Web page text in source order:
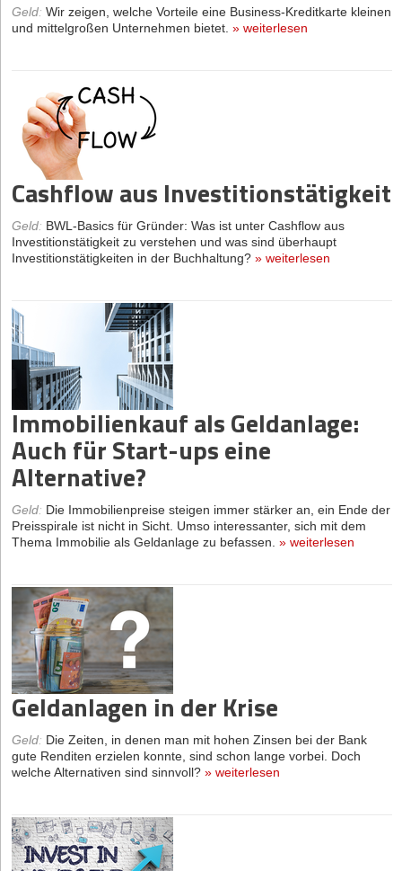
Geld: Wir zeigen, welche Vorteile eine Business-Kreditkarte kleinen
und mittelgroßen Unternehmen bietet. » weiterlesen
Cashflow aus Investitionstätigkeit
Geld: BWL-Basics für Gründer: Was ist unter Cashflow aus
Investitionstätigkeit zu verstehen und was sind überhaupt
Investitionstätigkeiten in der Buchhaltung? » weiterlesen
Immobilienkauf als Geldanlage:
Auch für Start-ups eine
Alternative?
Geld: Die Immobilienpreise steigen immer stärker an, ein Ende der
Preisspirale ist nicht in Sicht. Umso interessanter, sich mit dem
Thema Immobilie als Geldanlage zu befassen. » weiterlesen
Geldanlagen in der Krise
Geld: Die Zeiten, in denen man mit hohen Zinsen bei der Bank
gute Renditen erzielen konnte, sind schon lange vorbei. Doch
welche Alternativen sind sinnvoll? » weiterlesen